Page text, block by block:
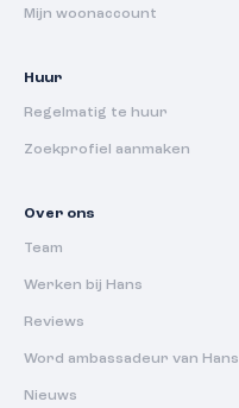
Mijn woonaccount
Huur
Regelmatig te huur
Zoekprofiel aanmaken
Over ons
Team
Werken bij Hans
Reviews
Word ambassadeur van Hans
Nieuws